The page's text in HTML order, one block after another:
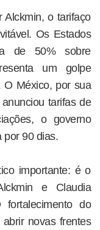
Alckmin, o tarifaço
Os Estados
de 50% sobre
um golpe
O México, por sua
tarifas de
o governo
por 90 dias.
importante: é o
e Claudia
do
novas frentes